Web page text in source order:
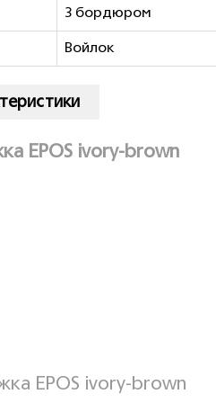
З бордюром
Войлок
EPOS ivory-brown
EPOS ivory-brown